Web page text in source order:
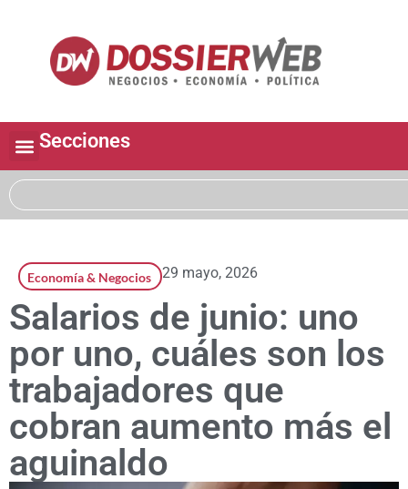
Secciones
Economía & Negocios 29 mayo, 2026
Salarios de junio: uno
por uno, cuáles son los
trabajadores que
cobran aumento más el
aguinaldo